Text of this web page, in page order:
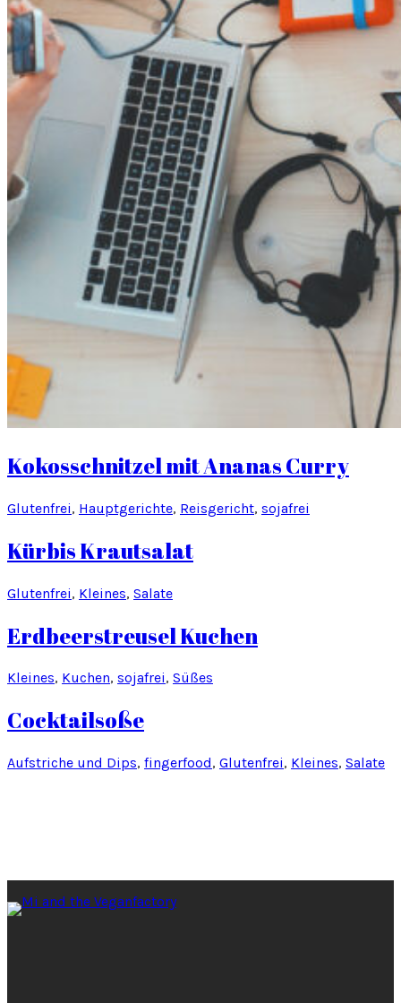
Kokosschnitzel mit Ananas Curry
Glutenfrei, Hauptgerichte, Reisgericht, sojafrei
Kürbis Krautsalat
Glutenfrei, Kleines, Salate
Erdbeerstreusel Kuchen
Kleines, Kuchen, sojafrei, Süßes
Cocktailsoße
Aufstriche und Dips, fingerfood, Glutenfrei, Kleines, Salate